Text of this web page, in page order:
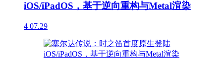
iOS/iPadOS，基于逆向重构与Metal渲染
4 07.29